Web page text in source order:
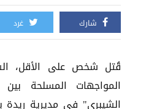
شارك غرد
المواجهات المسلحة
الشيبري" في مديرية